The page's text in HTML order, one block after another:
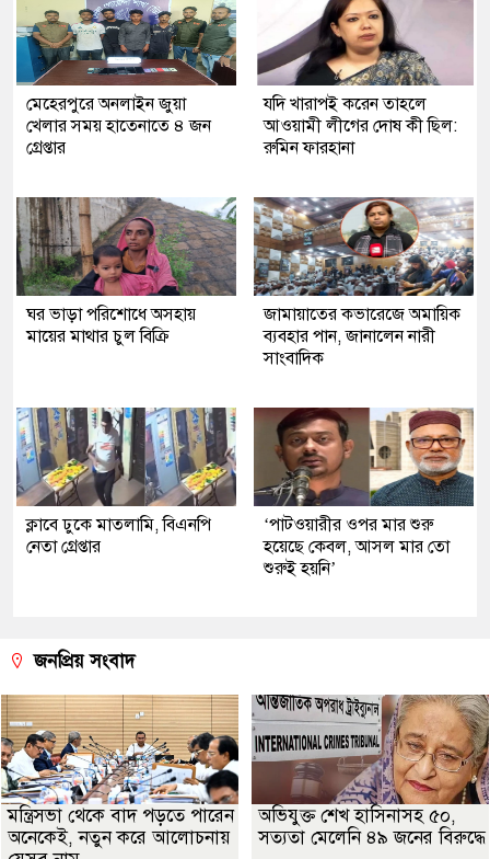
মেহেরপুরে অনলাইন জুয়া
খেলার সময় হাতেনাতে ৪ জন
গ্রেপ্তার
যদি খারাপই করেন তাহলে
আওয়ামী লীগের দোষ কী ছিল:
রুমিন ফারহানা
ঘর ভাড়া পরিশোধে অসহায়
মায়ের মাথার চুল বিক্রি
জামায়াতের কভারেজে অমায়িক
ব্যবহার পান, জানালেন নারী
সাংবাদিক
ক্লাবে ঢুকে মাতলামি, বিএনপি
নেতা গ্রেপ্তার
‘পাটওয়ারীর ওপর মার শুরু
হয়েছে কেবল, আসল মার তো
শুরুই হয়নি’
জনপ্রিয় সংবাদ
মন্ত্রিসভা থেকে বাদ পড়তে পারেন
অনেকেই, নতুন করে আলোচনায়
অভিযুক্ত শেখ হাসিনাসহ ৫০,
সত্যতা মেলেনি ৪৯ জনের বিরুদ্ধে